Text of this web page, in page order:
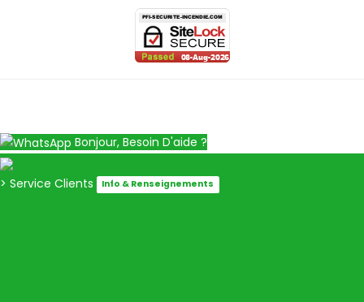
Bonjour, Besoin D'aide ?
> Service Clients Info & Renseignements